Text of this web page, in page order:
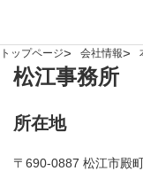
トップページ 会社情報
松江事務所
所在地
〒690-0887 松江市殿